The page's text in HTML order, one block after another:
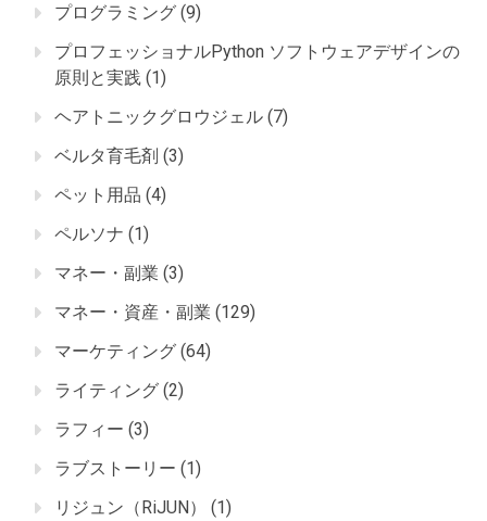
プログラミング (9)
プロフェッショナルPython ソフトウェアデザインの
原則と実践 (1)
ヘアトニックグロウジェル (7)
ベルタ育毛剤 (3)
ペット用品 (4)
ペルソナ (1)
マネー・副業 (3)
マネー・資産・副業 (129)
マーケティング (64)
ライティング (2)
ラフィー (3)
ラブストーリー (1)
リジュン（RiJUN）
(1)